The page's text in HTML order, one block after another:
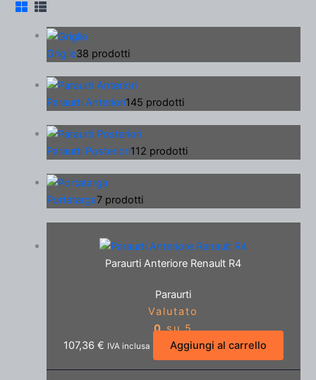
Griglie38 prodotti
Paraurti Anteriori145 prodotti
Paraurti Posteriori112 prodotti
Portatarga7 prodotti
Paraurti Anteriore Renault R4
Paraurti
Valutato
0su 5
107,36 € IVA inclusa Aggiungi al carrello